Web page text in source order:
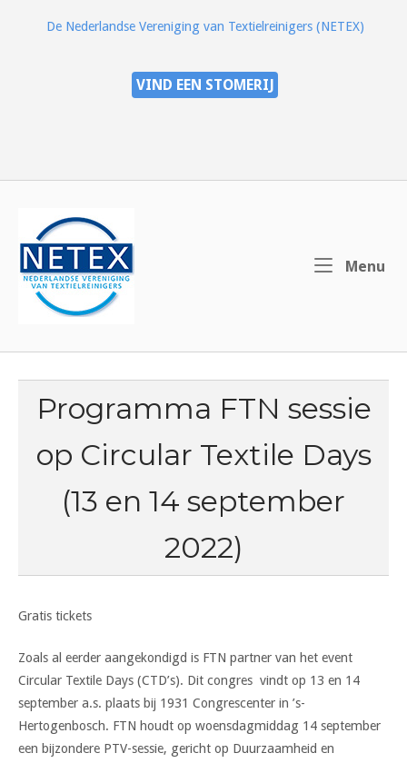
De Nederlandse Vereniging van Textielreinigers (NETEX)
VIND EEN STOMERIJ
Menu
Programma FTN sessie
op Circular Textile Days
(13 en 14 september
2022)
Gratis tickets
Zoals al eerder aangekondigd is FTN partner van het event
Circular Textile Days (CTD’s). Dit congres vindt op 13 en 14
september a.s. plaats bij 1931 Congrescenter in ’s-
Hertogenbosch. FTN houdt op woensdagmiddag 14 september
een bijzondere PTV-sessie, gericht op Duurzaamheid en